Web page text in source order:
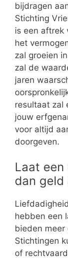
bijdragen
Stichting
is een aftrek
het
zal groeien
zal de
jaren
resultaat zal
jouw
voor altijd
doorgeven.
Laat
dan geld
hebben een
bieden meer
Stichtingen
of